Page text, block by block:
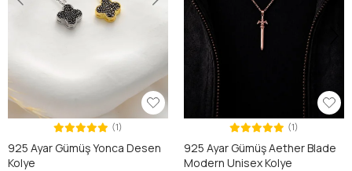
(1)
925 Ayar Gümüş Yonca Desen
Kolye
(1)
925 Ayar Gümüş Aether Blade
Modern Unisex Kolye